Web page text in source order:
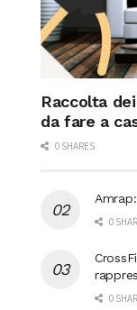
Raccolta
da fare a
0 SHARES
0
0